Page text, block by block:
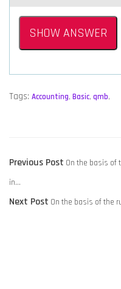
SHOW ANSWER
Tags: Accounting, Basic, qmb,
POST
NAVIGATION
Previous Post Previous
On the basis of
in…
Next Post Next
On the basis of the